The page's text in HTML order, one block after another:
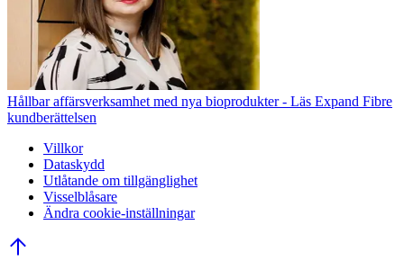
Hållbar affärsverksamhet med nya bioprodukter - Läs Expand Fibre
kundberättelsen
Villkor
Dataskydd
Utlåtande om tillgänglighet
Visselblåsare
Ändra cookie-inställningar